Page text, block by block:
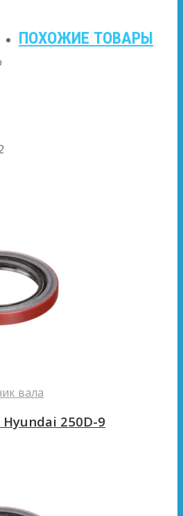
ПОХОЖИЕ ТОВАРЫ
вала
250D-9